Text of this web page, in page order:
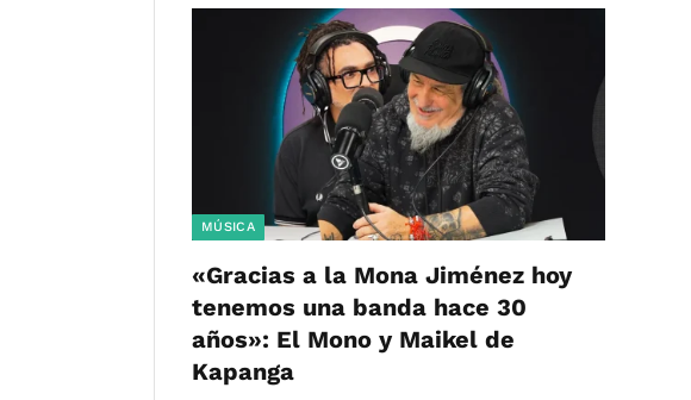
MÚSICA
«Gracias a la Mona Jiménez hoy
tenemos una banda hace 30
años»: El Mono y Maikel de
Kapanga